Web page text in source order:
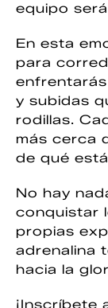
equipo
En esta
para
y subidas
rodillas.
más cerca
de qué
No hay
conquistar
propias
adrenalina
hacia la
¡Inscríbete